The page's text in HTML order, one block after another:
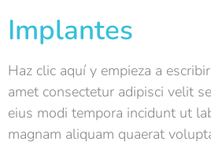
Implantes
Haz clic aquí y empieza a
amet consectetur adipisci velit
eius modi tempora incidunt ut
magnam aliquam quaerat